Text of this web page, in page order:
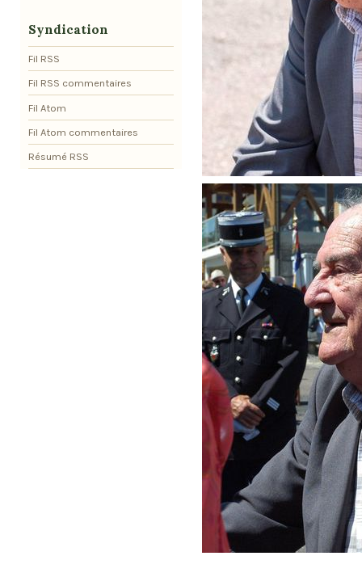
Syndication
Fil RSS
Fil RSS commentaires
Fil Atom
Fil Atom commentaires
Résumé RSS